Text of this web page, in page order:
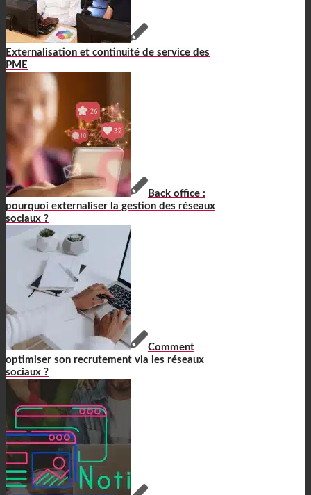
Externalisation et continuité de service des
PME
Back office :
pourquoi externaliser la gestion des réseaux
sociaux ?
Comment
optimiser son recrutement via les réseaux
sociaux ?